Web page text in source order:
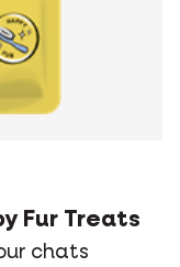
Fur Treats
chats